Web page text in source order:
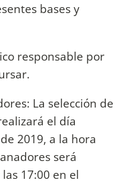
bases y
responsable por
La selección de
el día
2019, a la hora
será
17:00 en el